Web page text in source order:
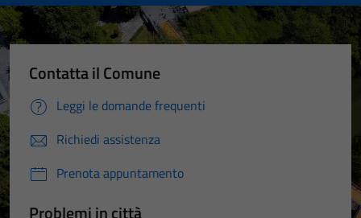
Contatta il Comune
Leggi le domande frequenti
Richiedi assistenza
Prenota appuntamento
Problemi in città